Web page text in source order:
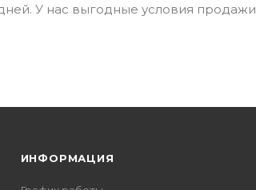
У нас выгодные условия
ИНФОРМАЦИЯ